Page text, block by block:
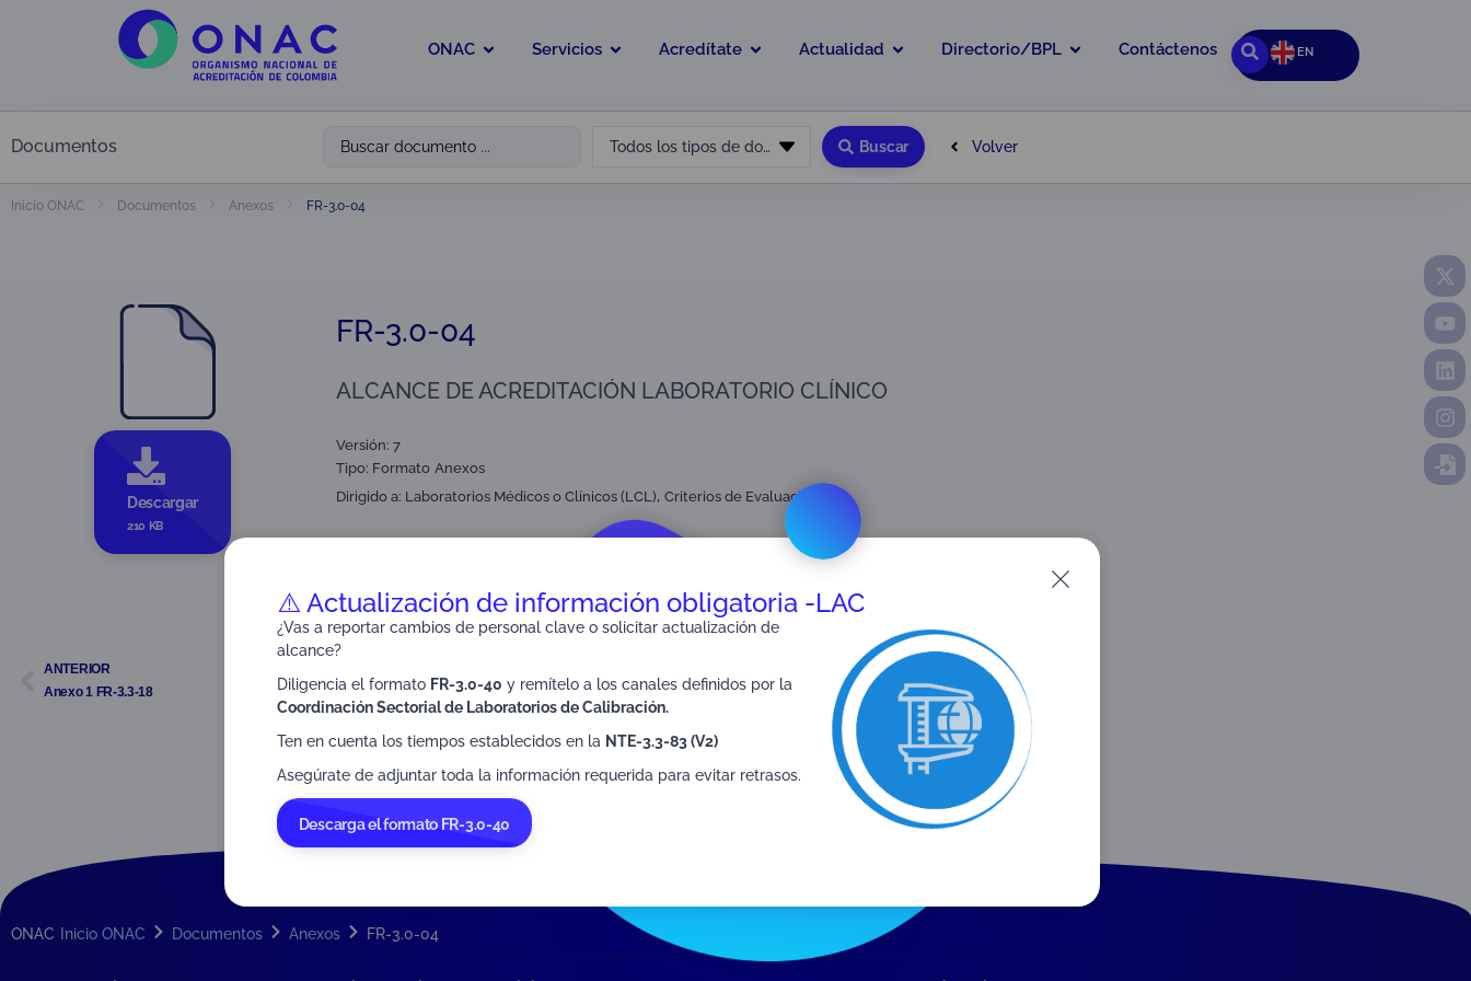
ONAC Servicios Acredítate Actualidad Directorio/BPL Contáctenos EN
Documentos Todos los tipos de documento Buscar Volver
Inicio ONAC Documentos Anexos FR-3.0-04
Descargar
210 KB
FR-3.0-04
ALCANCE DE ACREDITACIÓN LABORATORIO CLÍNICO
Versión: 7
Tipo: Formato Anexos
Dirigido a: Laboratorios Médicos o Clínicos (LCL), Criterios de Evaluación
ANTERIOR
Anexo 1 FR-3.3-18
SIGUIENTE
Anexo 01 INS-3.3-06
ONAC Inicio ONAC Documentos Anexos FR-3.0-04
⚠️ Actualización de información obligatoria -LAC
¿Vas a reportar cambios de personal clave o solicitar actualización de
alcance?
Diligencia el formato FR-3.0-40 y remítelo a los canales definidos por la
Coordinación Sectorial de Laboratorios de Calibración.
Ten en cuenta los tiempos establecidos en la NTE-3.3-83 (V2)
Asegúrate de adjuntar toda la información requerida para evitar retrasos.
Descarga el formato FR-3.0-40